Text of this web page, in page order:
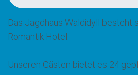
Das Jagdhaus Waldidyll besteht
Romantik Hotel.
Unseren Gästen bietet es 24